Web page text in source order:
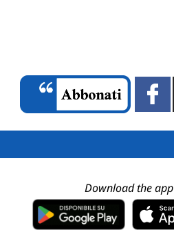
Download the app